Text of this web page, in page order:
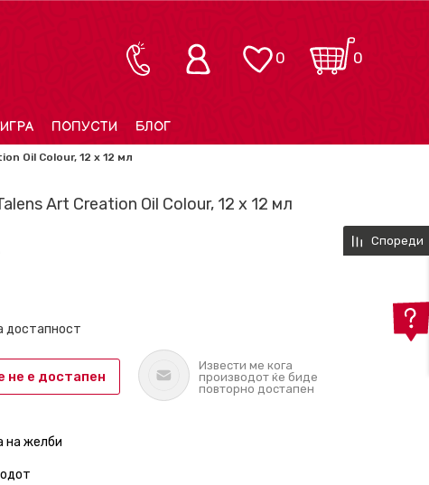
0
0
ИГРА ПОПУСТИ БЛОГ
Oil Colour, 12 x 12 мл
Art Creation Oil Colour, 12 x 12 мл
достапност
не е достапен
Извести ме кога
производот ќе биде
повторно достапен
на желби
Спореди